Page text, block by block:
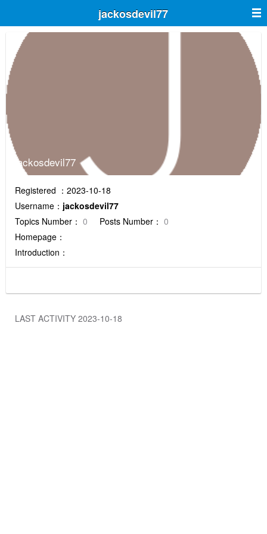
jackosdevil77
jackosdevil77
Registered ：2023-10-18
Username： jackosdevil77
Topics Number： 0 Posts Number： 0
Homepage：
Introduction：
LAST ACTIVITY 2023-10-18